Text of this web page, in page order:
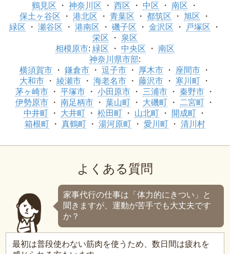
鶴見区
神奈川区 西区 中区
南区
保土ヶ谷区
港北区 青葉区 都筑区
旭区
緑区
瀬谷区 港南区 磯子区 金沢区
戸塚区
栄区
泉区
相模原市: 緑区 中央区
南区
神奈川県市部:
横須賀市
鎌倉市 逗子市 厚木市
座間市
大和市
綾瀬市 海老名市 藤沢市
寒川町
茅ヶ崎市
平塚市 小田原市 三浦市
秦野市
伊勢原市
南足柄市 葉山町 大磯町
二宮町
中井町
大井町 松田町 山北町
開成町
箱根町
真鶴町 湯河原町 愛川町 清川村
よくある質問
家事代行の仕事は「体力的にきつい」と
聞きますが、運動が苦手でも大丈夫です
か？
最初は普段使わない筋肉を使うため、数日間は疲れを